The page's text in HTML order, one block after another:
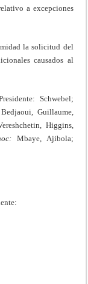
a excepciones
la solicitud del
causados al
Schwebel;
Guillaume,
Higgins,
Mbaye, Ajibola;